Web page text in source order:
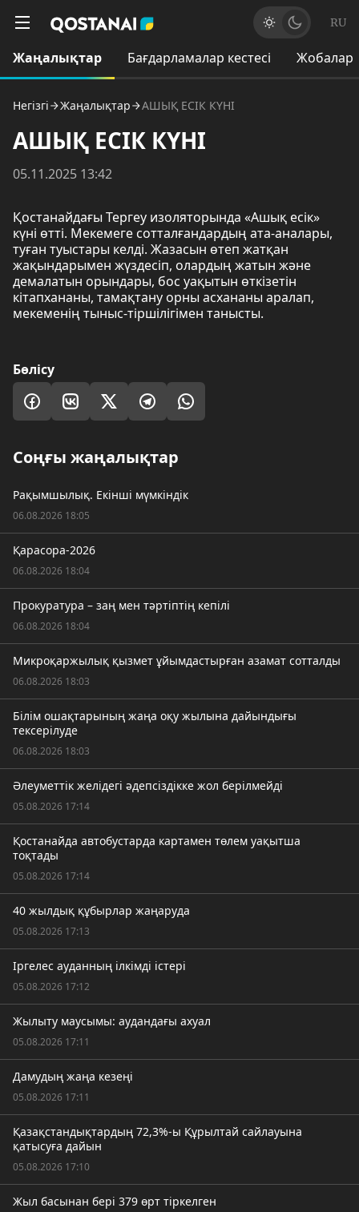
RU
Жаңалықтар Бағдарламалар кестесі Жобалар
Негізгі Жаңалықтар АШЫҚ ЕСІК КҮНІ
АШЫҚ ЕСІК КҮНІ
05.11.2025 13:42
Қостанайдағы Тергеу изоляторында «Ашық есік»
күні өтті. Мекемеге сотталғандардың ата-аналары,
туған туыстары келді. Жазасын өтеп жатқан
жақындарымен жүздесіп, олардың жатын және
демалатын орындары, бос уақытын өткізетін
кітапхананы, тамақтану орны асхананы аралап,
мекеменің тыныс-тіршілігімен танысты.
Бөлісу
Соңғы жаңалықтар
Рақымшылық. Екінші мүмкіндік
06.08.2026 18:05
Қарасора-2026
06.08.2026 18:04
Прокуратура – заң мен тәртіптің кепілі
06.08.2026 18:04
Микроқаржылық қызмет ұйымдастырған азамат сотталды
06.08.2026 18:03
Білім ошақтарының жаңа оқу жылына дайындығы
тексерілуде
06.08.2026 18:03
Әлеуметтік желідегі әдепсіздікке жол берілмейді
05.08.2026 17:14
Қостанайда автобустарда картамен төлем уақытша
тоқтады
05.08.2026 17:14
40 жылдық құбырлар жаңаруда
05.08.2026 17:13
Іргелес ауданның ілкімді істері
05.08.2026 17:12
Жылыту маусымы: аудандағы ахуал
05.08.2026 17:11
Дамудың жаңа кезеңі
05.08.2026 17:11
Қазақстандықтардың 72,3%-ы Құрылтай сайлауына
қатысуға дайын
05.08.2026 17:10
Жыл басынан бері 379 өрт тіркелген